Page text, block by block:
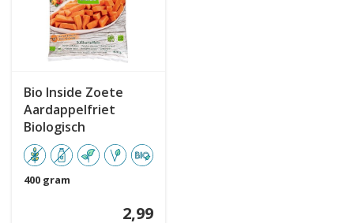
Bio Inside Zoete
Aardappelfriet
Biologisch
400 gram
2,99